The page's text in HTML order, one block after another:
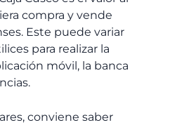
compra y vende
Este puede variar
para realizar la
móvil, la banca
conviene saber